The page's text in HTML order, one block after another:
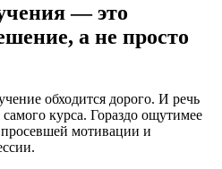
— это
а не просто
обходится дорого. И речь
курса. Гораздо ощутимее
мотивации и